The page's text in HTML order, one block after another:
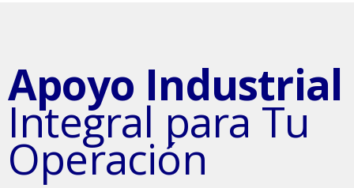
Apoyo Industrial
Integral para Tu
Operación